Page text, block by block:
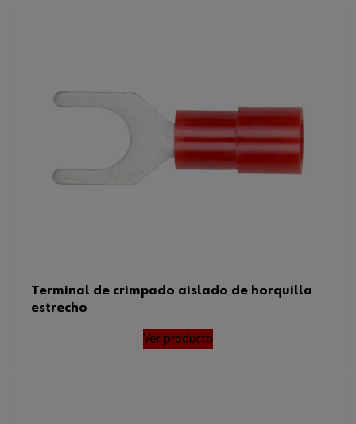
Terminal de crimpado aislado de horquilla
estrecho
Ver producto